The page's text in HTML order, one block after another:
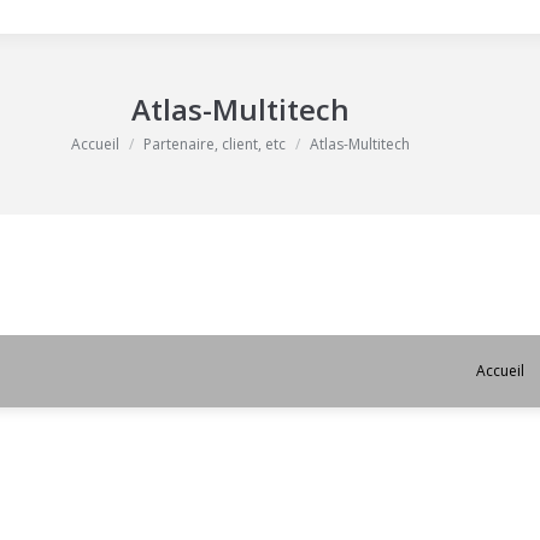
Atlas-Multitech
Vous êtes ici :
Accueil Partenaire, client, etc Atlas-Multitech
Accueil